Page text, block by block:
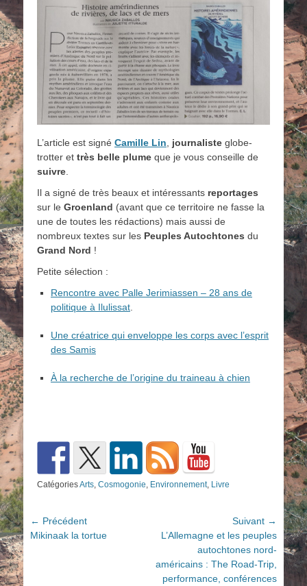
L’article est signé Camille Lin journaliste globe-
trotter et très belle plume que je vous conseille de
suivre
Il a signé de très beaux et intéressants reportages
sur le Groenland (avant que ce territoire ne fasse la
une de toutes les rédactions) mais aussi de
nombreux textes sur les Peuples Autochtones du
Grand Nord !
Petite sélection :
Rencontre avec Palle Jerimiassen – 28 ans de
politique à Ilulissat
Une créatrice qui enveloppe les corps avec l’esprit
des Samis
À la recherche de l’origine du traineau à chien
CatégoriesArts, Cosmogonie, Environnement, Livre
Navigation
de
← Précédent
Article
Mikinaak la tortue
Suivant →
Article
L’Allemagne et les peuples
autochtones nord-
américains : The Road-Trip,
performance, conférences